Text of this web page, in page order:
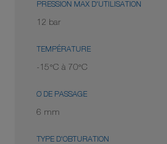
PRESSION MAX D'UTILISATION
12 bar
TEMPÉRATURE
-15°C à 70°C
Ø DE PASSAGE
6 mm
TYPE D'OBTURATION